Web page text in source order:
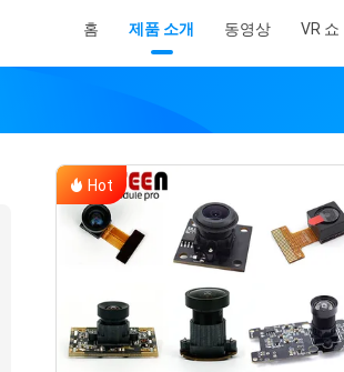
홈 제품 소개 동영상 VR 쇼
Hot